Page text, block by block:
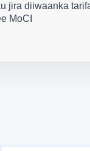
jira diiwaanka
MoCI